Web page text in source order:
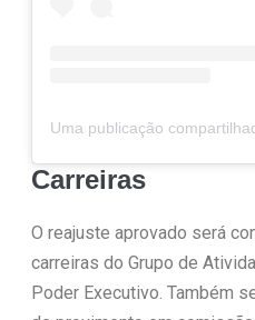
Carreiras
O reajuste aprovado será
carreiras do Grupo de
Poder Executivo. Também